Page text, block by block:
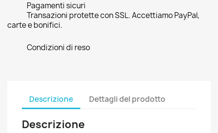
Pagamenti sicuri
Transazioni protette con SSL. Accettiamo PayPal,
carte e bonifici.
Condizioni di reso
Descrizione Dettagli del prodotto
Descrizione